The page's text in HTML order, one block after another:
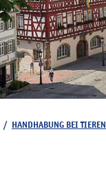
/ HANDHABUNG BEI TIEREN